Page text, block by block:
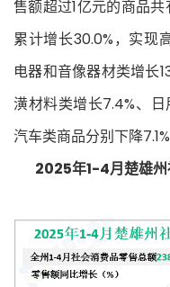
售额超过1亿元的商品
累计增长30.0%，实现
电器和音像器材类增长
潢材料类增长7.4%、日
汽车类商品分别下降7.1%
2025年1-4月楚雄州